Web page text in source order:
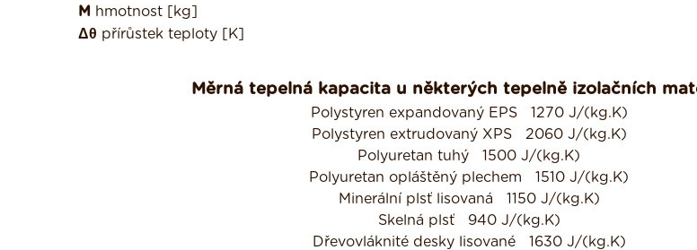
M
hmotnost [kg]
Δθ přírůstek teploty [K]
Měrná tepelná kapacita u některých tepelně izolačních
Polystyren expandovaný EPS 1270 J/(kg.K)
Polystyren extrudovaný XPS 2060 J/(kg.K)
Polyuretan tuhý 1500 J/(kg.K)
Polyuretan opláštěný plechem 1510 J/(kg.K)
Minerální plsť lisovaná 1150 J/(kg.K)
Skelná plsť 940 J/(kg.K)
Dřevovláknité desky lisované 1630 J/(kg.K)